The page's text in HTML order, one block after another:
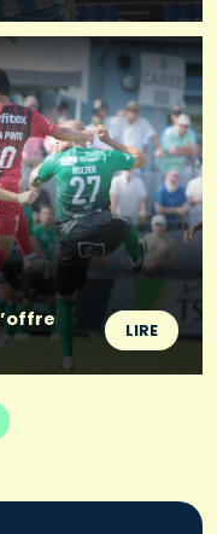
LIRE